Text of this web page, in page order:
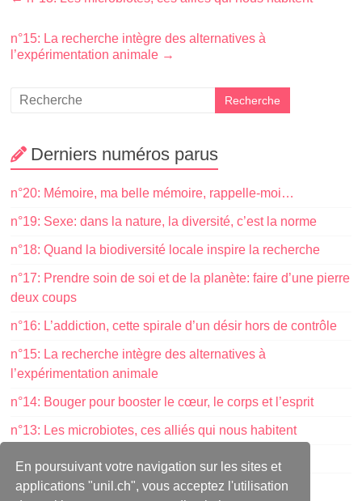
En poursuivant votre navigation sur les sites et
applications "unil.ch", vous acceptez l'utilisation
n°15: La recherche intègre des alternatives à
l’expérimentation animale →
Derniers numéros parus
n°20: Mémoire, ma belle mémoire, rappelle-moi…
n°19: Sexe: dans la nature, la diversité, c’est la norme
n°18: Quand la biodiversité locale inspire la recherche
n°17: Prendre soin de soi et de la planète: faire d’une pierre
deux coups
n°16: L’addiction, cette spirale d’un désir hors de contrôle
n°15: La recherche intègre des alternatives à
l’expérimentation animale
n°14: Bouger pour booster le cœur, le corps et l’esprit
n°13: Les microbiotes, ces alliés qui nous habitent
n° 12: Goût et odorat: deux fenêtres sur le monde
n° 11: La science face au manque d’organes